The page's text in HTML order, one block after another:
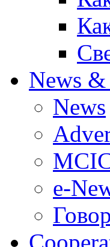
News
News
e-